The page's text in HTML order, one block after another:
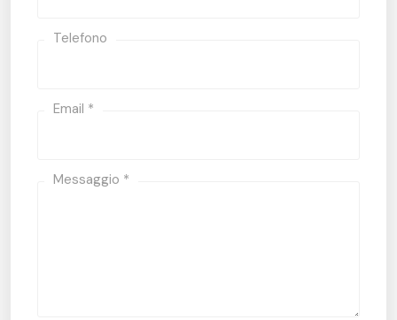
Telefono
Email *
Messaggio *